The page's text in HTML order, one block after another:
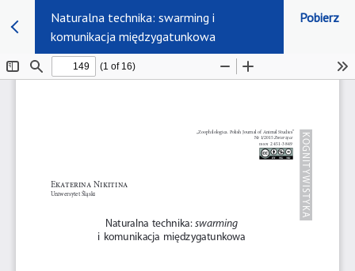
Naturalna technika: swarming i
komunikacja międzygatunkowa
Pobierz